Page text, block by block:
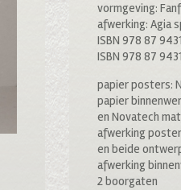
vormgeving:
afwerking: Agia
ISBN 978 87
ISBN 978 87
papier posters:
papier
en Novatech
afwerking
en beide
afwerking
2 boorgaten